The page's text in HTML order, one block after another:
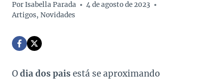
PorIsabella Parada
4 de agosto de 2023
Artigos, Novidades
Odia dos pais está se aproximando